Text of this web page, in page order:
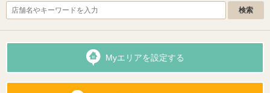
Myエリアを設定する